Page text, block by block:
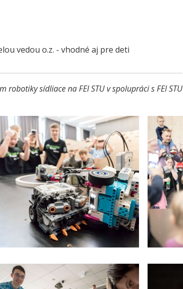
vedou o.z. - vhodné aj pre deti
robotiky sídliace na FEI STU v spolupráci s FEI STU